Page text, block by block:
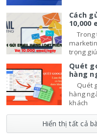
Cách
10,000
Trong
trọng
Quét
hàng
Quét
hàng
khách
Hiển thị tất cả